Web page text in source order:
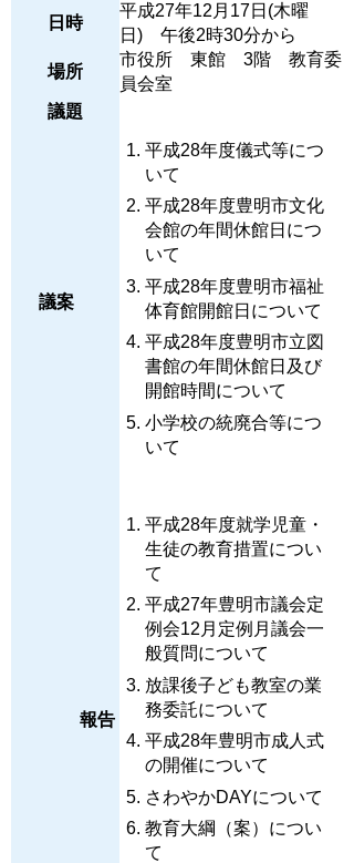
日時
平成27年12月17日(木曜
日) 午後2時30分から
場所
市役所 東館 3階 教育委
員会室
議題
議案
平成28年度儀式等につ
いて
平成28年度豊明市文化
会館の年間休館日につ
いて
平成28年度豊明市福祉
体育館開館日について
平成28年度豊明市立図
書館の年間休館日及び
開館時間について
小学校の統廃合等につ
いて
報告
平成28年度就学児童・
生徒の教育措置につい
て
平成27年豊明市議会定
例会12月定例月議会一
般質問について
放課後子ども教室の業
務委託について
平成28年豊明市成人式
の開催について
さわやかDAYについて
教育大綱（案）につい
て